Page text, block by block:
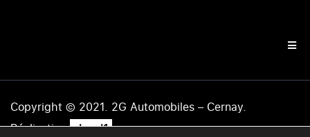
Copyright © 2021. 2G Automobiles – Cernay.
Réalisation .level1